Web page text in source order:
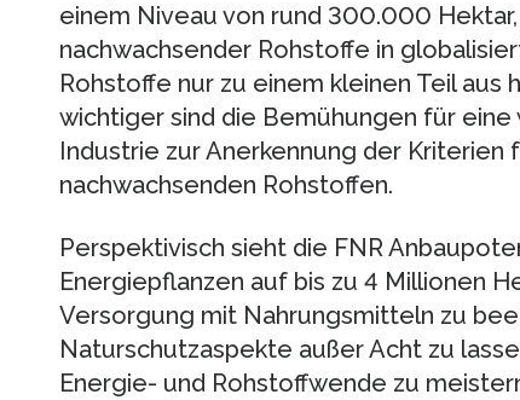
einem Niveau von rund 300.000
nachwachsender Rohstoffe in
Rohstoffe nur zu einem kleinen Teil aus
wichtiger sind die Bemühungen für
Industrie zur Anerkennung der Kriterien
nachwachsenden Rohstoffen.
Perspektivisch sieht die FNR
Energiepflanzen auf bis zu 4 Millionen
Versorgung mit Nahrungsmitteln zu
Naturschutzaspekte außer Acht zu
Energie- und Rohstoffwende zu